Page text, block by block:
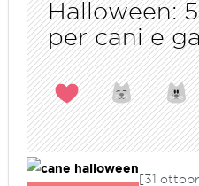
Halloween:
per cani e
[31